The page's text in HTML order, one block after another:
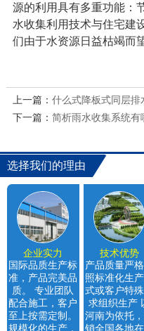
源的利用具有多重功能：
水收集利用技术与住宅建
们由于水资源日益枯竭而
上一篇： 什么式降板式同层排
下一篇： 简析雨水收集系统有
选择我们的理由
企业实力
国际品质生产标
准，产品完美品
质。 专业团队
配合施工，客户
至上按需定制。
规模化的生产，
技术优势
产品质量严
照标准化生
式或客户特
求组织生产
河南为依托
销全国各地